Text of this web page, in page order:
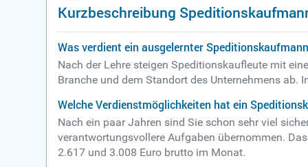
Kurzbeschreibung
Was verdient ein ausgelernter
Nach der Lehre steigen Speditionskaufleute mit
Branche und dem Standort des Unternehmens
Welche Verdienstmöglichkeiten hat ein
Nach ein paar Jahren sind Sie schon sehr viel
verantwortungsvollere Aufgaben übernommen.
2.617 und 3.008 Euro brutto im Monat.